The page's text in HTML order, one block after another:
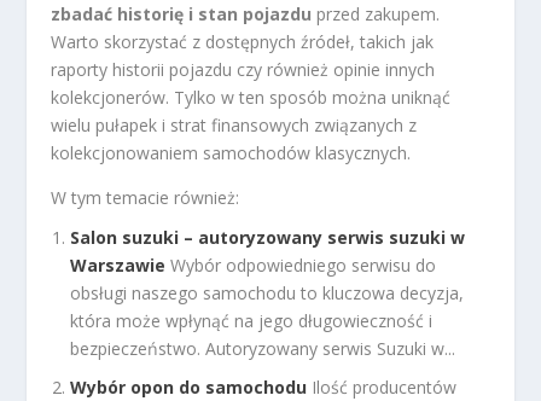
zbadać historię i stan pojazdu przed zakupem.
Warto skorzystać z dostępnych źródeł, takich jak
raporty historii pojazdu czy również opinie innych
kolekcjonerów. Tylko w ten sposób można uniknąć
wielu pułapek i strat finansowych związanych z
kolekcjonowaniem samochodów klasycznych.
W tym temacie również:
Salon suzuki – autoryzowany serwis suzuki w
Warszawie Wybór odpowiedniego serwisu do
obsługi naszego samochodu to kluczowa decyzja,
która może wpłynąć na jego długowieczność i
bezpieczeństwo. Autoryzowany serwis Suzuki w...
Wybór opon do samochodu Ilość producentów